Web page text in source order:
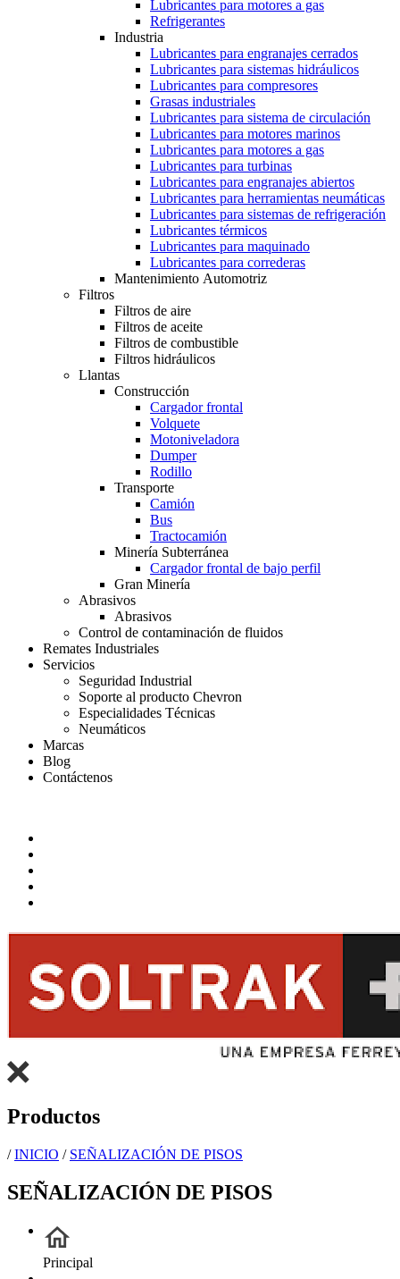
Lubricantes para motores a gas
Refrigerantes
Industria
Lubricantes para engranajes cerrados
Lubricantes para sistemas hidráulicos
Lubricantes para compresores
Grasas industriales
Lubricantes para sistema de circulación
Lubricantes para motores marinos
Lubricantes para motores a gas
Lubricantes para turbinas
Lubricantes para engranajes abiertos
Lubricantes para herramientas neumáticas
Lubricantes para sistemas de refrigeración
Lubricantes térmicos
Lubricantes para maquinado
Lubricantes para correderas
Mantenimiento Automotriz
Filtros
Filtros de aire
Filtros de aceite
Filtros de combustible
Filtros hidráulicos
Llantas
Construcción
Cargador frontal
Volquete
Motoniveladora
Dumper
Rodillo
Transporte
Camión
Bus
Tractocamión
Minería Subterránea
Cargador frontal de bajo perfil
Gran Minería
Abrasivos
Abrasivos
Control de contaminación de fluidos
Remates Industriales
Servicios
Seguridad Industrial
Soporte al producto Chevron
Especialidades Técnicas
Neumáticos
Marcas
Blog
Contáctenos
Productos
/INICIO / SEÑALIZACIÓN DE PISOS
SEÑALIZACIÓN DE PISOS
Principal